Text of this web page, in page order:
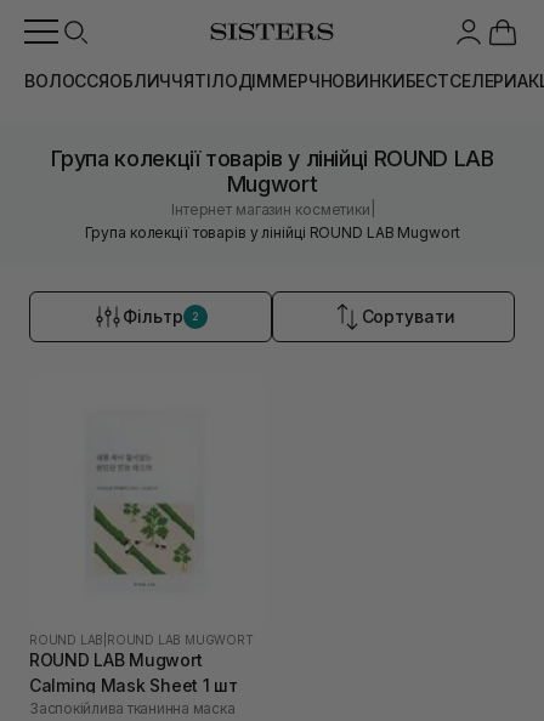
ВОЛОССЯОБЛИЧЧЯТІЛОДІММЕРЧНОВИНКИБЕСТСЕЛЕРИ
Група колекції товарів у лінійці ROUND LAB
Mugwort
Інтернет магазин косметики
Група колекції товарів у лінійці ROUND LAB Mugwort
Фільтр 2 Сортувати
ROUND LAB ROUND LAB MUGWORT
ROUND LAB Mugwort
Calming Mask Sheet 1 шт
Заспокійлива тканинна маска